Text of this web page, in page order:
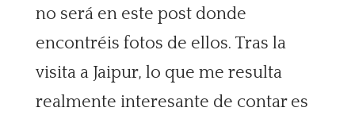
no será en este post donde
encontréis fotos de ellos. Tras la
visita a Jaipur, lo que me resulta
realmente interesante de contar es